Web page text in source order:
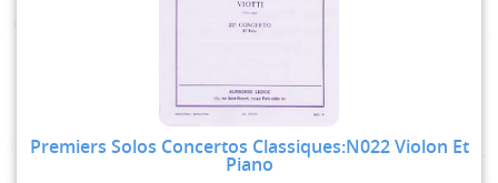
Premiers Solos Concertos Classiques:N022 Violon Et
Piano